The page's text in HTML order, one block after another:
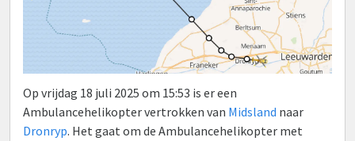
Op vrijdag 18 juli 2025 om 15:53 is er een
Ambulancehelikopter vertrokken van Midsland naar
Dronryp. Het gaat om de Ambulancehelikopter met